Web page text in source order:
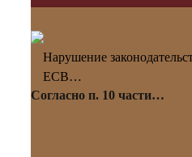
Нарушение
ЕСВ…
Согласно п. 10 части…